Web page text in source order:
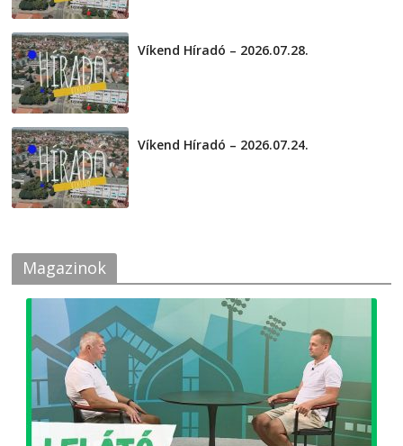
Víkend Híradó – 2026.07.28.
Víkend Híradó – 2026.07.24.
Magazinok